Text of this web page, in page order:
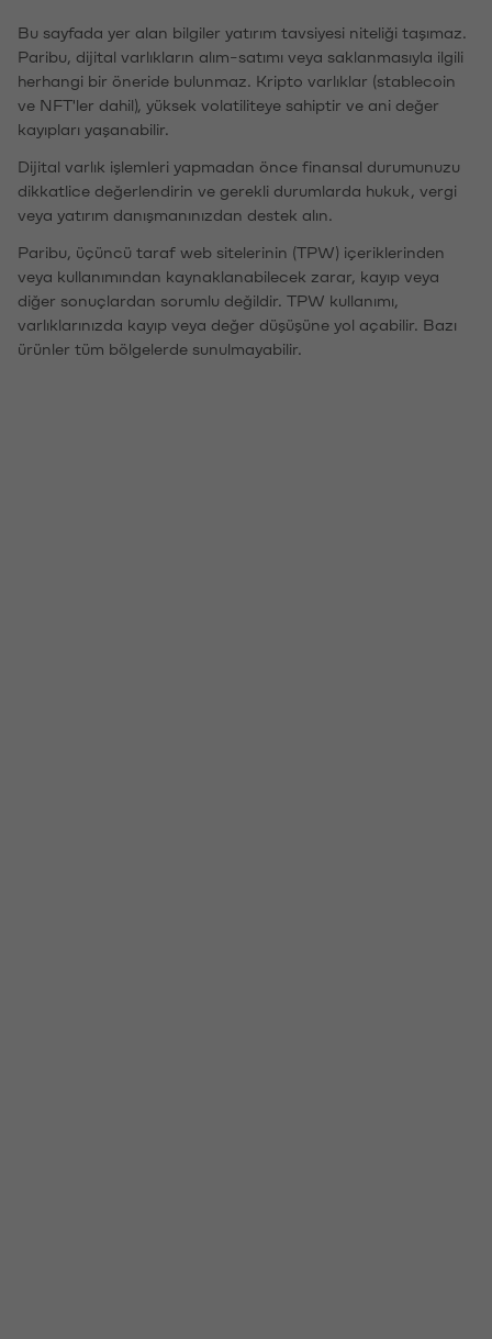
Bu sayfada yer alan bilgiler yatırım tavsiyesi niteliği taşımaz.
Paribu, dijital varlıkların alım-satımı veya saklanmasıyla ilgili
herhangi bir öneride bulunmaz. Kripto varlıklar (stablecoin
ve NFT'ler dahil), yüksek volatiliteye sahiptir ve ani değer
kayıpları yaşanabilir.
Dijital varlık işlemleri yapmadan önce finansal durumunuzu
dikkatlice değerlendirin ve gerekli durumlarda hukuk, vergi
veya yatırım danışmanınızdan destek alın.
Paribu, üçüncü taraf web sitelerinin (TPW) içeriklerinden
veya kullanımından kaynaklanabilecek zarar, kayıp veya
diğer sonuçlardan sorumlu değildir. TPW kullanımı,
varlıklarınızda kayıp veya değer düşüşüne yol açabilir. Bazı
ürünler tüm bölgelerde sunulmayabilir.